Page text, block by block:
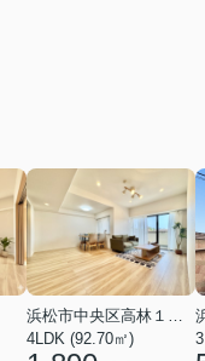
4LDK (92.70㎡)